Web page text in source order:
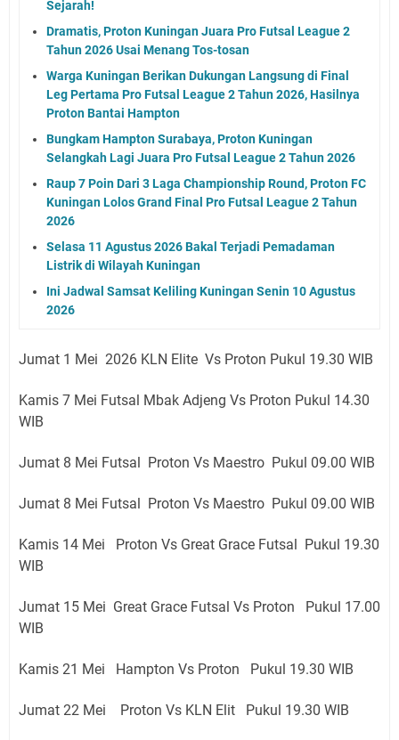
Sejarah!
Dramatis, Proton Kuningan Juara Pro Futsal League 2
Tahun 2026 Usai Menang Tos-tosan
Warga Kuningan Berikan Dukungan Langsung di Final
Leg Pertama Pro Futsal League 2 Tahun 2026, Hasilnya
Proton Bantai Hampton
Bungkam Hampton Surabaya, Proton Kuningan
Selangkah Lagi Juara Pro Futsal League 2 Tahun 2026
Raup 7 Poin Dari 3 Laga Championship Round, Proton FC
Kuningan Lolos Grand Final Pro Futsal League 2 Tahun
2026
Selasa 11 Agustus 2026 Bakal Terjadi Pemadaman
Listrik di Wilayah Kuningan
Ini Jadwal Samsat Keliling Kuningan Senin 10 Agustus
2026
Jumat 1 Mei 2026 KLN Elite Vs Proton Pukul 19.30 WIB
Kamis 7 Mei Futsal Mbak Adjeng Vs Proton Pukul 14.30
WIB
Jumat 8 Mei Futsal Proton Vs Maestro Pukul 09.00 WIB
Jumat 8 Mei Futsal Proton Vs Maestro Pukul 09.00 WIB
Kamis 14 Mei Proton Vs Great Grace Futsal Pukul 19.30
WIB
Jumat 15 Mei Great Grace Futsal Vs Proton Pukul 17.00
WIB
Kamis 21 Mei Hampton Vs Proton Pukul 19.30 WIB
Jumat 22 Mei Proton Vs KLN Elit Pukul 19.30 WIB